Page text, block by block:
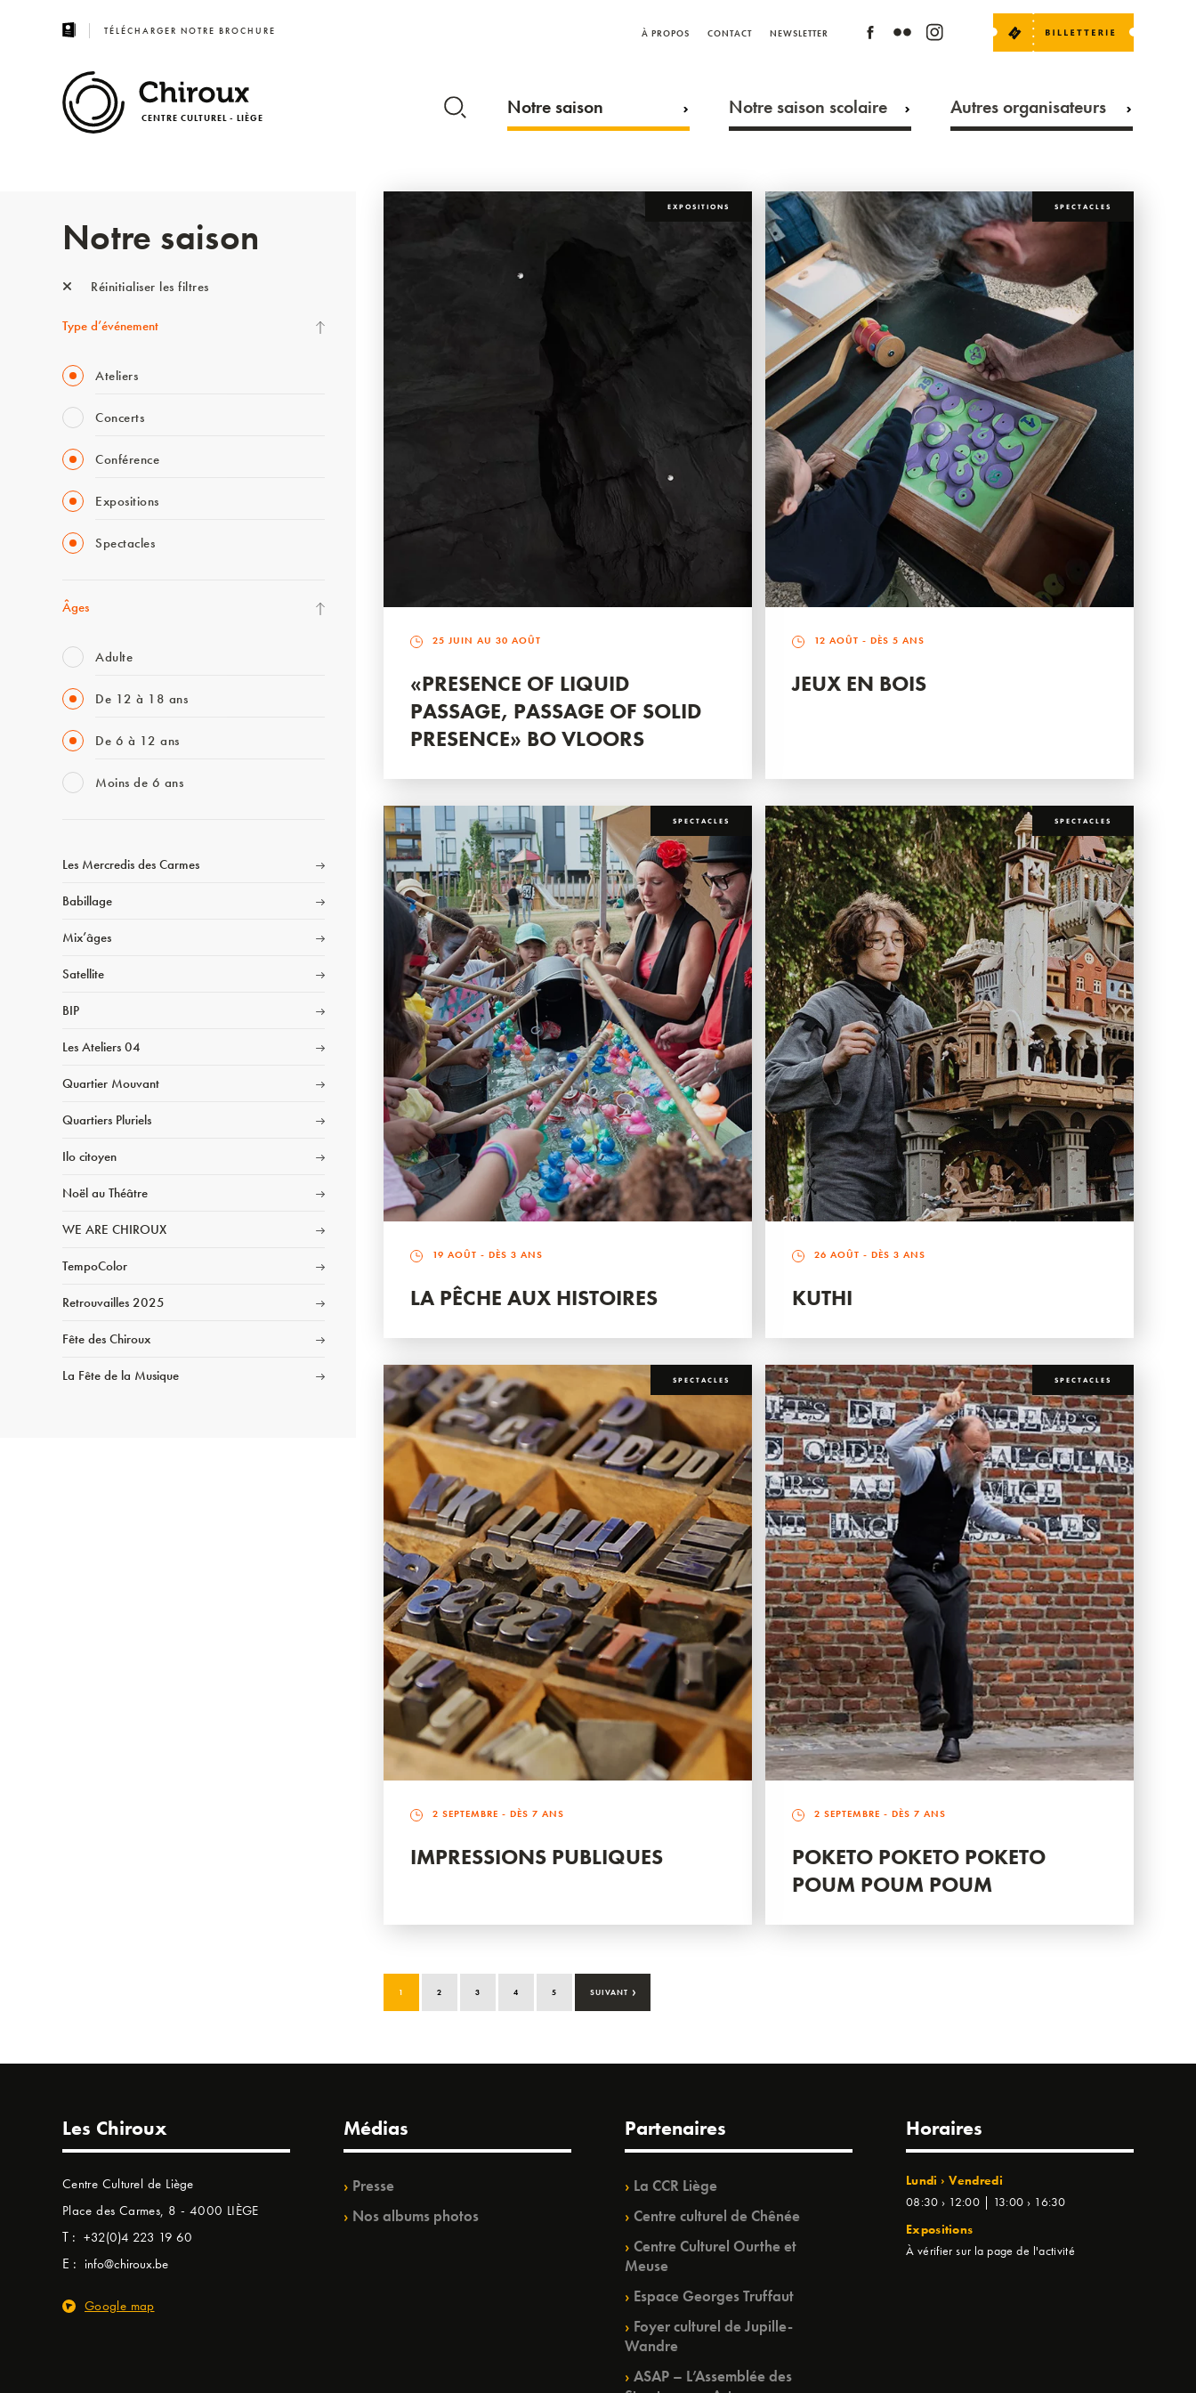
TÉLÉCHARGER NOTRE BROCHURE À PROPOS CONTACT NEWSLETTER
CENTRE CULTUREL - LIÈGE Notre saison Notre saison scolaire Autres organisateurs
Notre saison
Réinitialiser les filtres
Type d’événement
Ateliers
Concerts
Conférence
Expositions
Spectacles
Âges
Adulte
De 12 à 18 ans
De 6 à 12 ans
Moins de 6 ans
Les Mercredis des Carmes
Babillage
Mix’âges
Satellite
BIP
Les Ateliers 04
Quartier Mouvant
Quartiers Pluriels
Ilo citoyen
Noël au Théâtre
WE ARE CHIROUX
TempoColor
Retrouvailles 2025
Fête des Chiroux
La Fête de la Musique
EXPOSITIONS
25 JUIN AU 30 AOÛT
«PRESENCE OF LIQUID
PASSAGE, PASSAGE OF SOLID
PRESENCE» BO VLOORS
SPECTACLES
12 AOÛT - DÈS 5 ANS
JEUX EN BOIS
SPECTACLES
19 AOÛT - DÈS 3 ANS
LA PÊCHE AUX HISTOIRES
SPECTACLES
26 AOÛT - DÈS 3 ANS
KUTHI
SPECTACLES
2 SEPTEMBRE - DÈS 7 ANS
IMPRESSIONS PUBLIQUES
SPECTACLES
2 SEPTEMBRE - DÈS 7 ANS
POKETO POKETO POKETO
POUM POUM POUM
1 2 3 4 5 SUIVANT ›
Les Chiroux
Centre Culturel de Liège
Place des Carmes, 8 - 4000 LIÈGE
T : +32(0)4 223 19 60
E : info@chiroux.be
Google map
Médias
Presse
Nos albums photos
Partenaires
La CCR Liège
Centre culturel de Chênée
Centre Culturel Ourthe et
Meuse
Espace Georges Truffaut
Foyer culturel de Jupille-
Wandre
ASAP – L’Assemblée des
Horaires
Lundi › Vendredi
08:30 › 12:00 | 13:00 › 16:30
Expositions
À vérifier sur la page de l'activité